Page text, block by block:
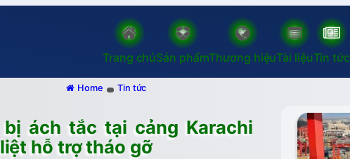
Trang chủSản phẩmThương hiệuTài liệuTin tức
Home Tin tức
ách tắc tại cảng Karachi
hỗ trợ tháo gỡ